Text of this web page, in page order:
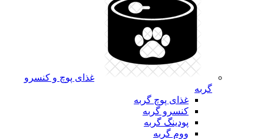
غذای پوچ و کنسرو
گربه
غذای پوچ گربه
کنسرو گربه
پودینگ گربه
ووم گربه